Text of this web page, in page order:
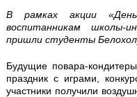
В рамках акции
воспитанникам школы-
пришли студенты
Будущие повара-
праздник с играми,
участники получили